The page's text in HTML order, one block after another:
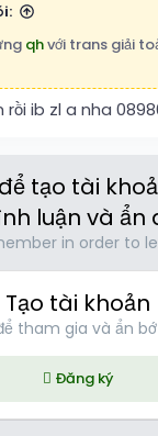
qhvới trans giải
rồi ib zl a nha
tạo tài
luận và ẩn
in order to
Tạo tài khoản
tham gia và ẩn
Đăng ký